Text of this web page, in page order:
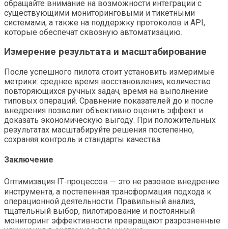
обращайте внимание на возможности интеграции с
существующими мониторинговыми и тикетными
системами, а также на поддержку протоколов и API,
которые обеспечат сквозную автоматизацию.
Измерение результата и масштабирование
После успешного пилота стоит установить измеримые
метрики: среднее время восстановления, количество
повторяющихся ручных задач, время на выполнение
типовых операций. Сравнение показателей до и после
внедрения позволит объективно оценить эффект и
доказать экономическую выгоду. При положительных
результатах масштабируйте решения постепенно,
сохраняя контроль и стандарты качества.
Заключение
Оптимизация IT‑процессов — это не разовое внедрение
инструмента, а постепенная трансформация подхода к
операционной деятельности. Правильный анализ,
тщательный выбор, пилотирование и постоянный
мониторинг эффективности превращают разрозненные